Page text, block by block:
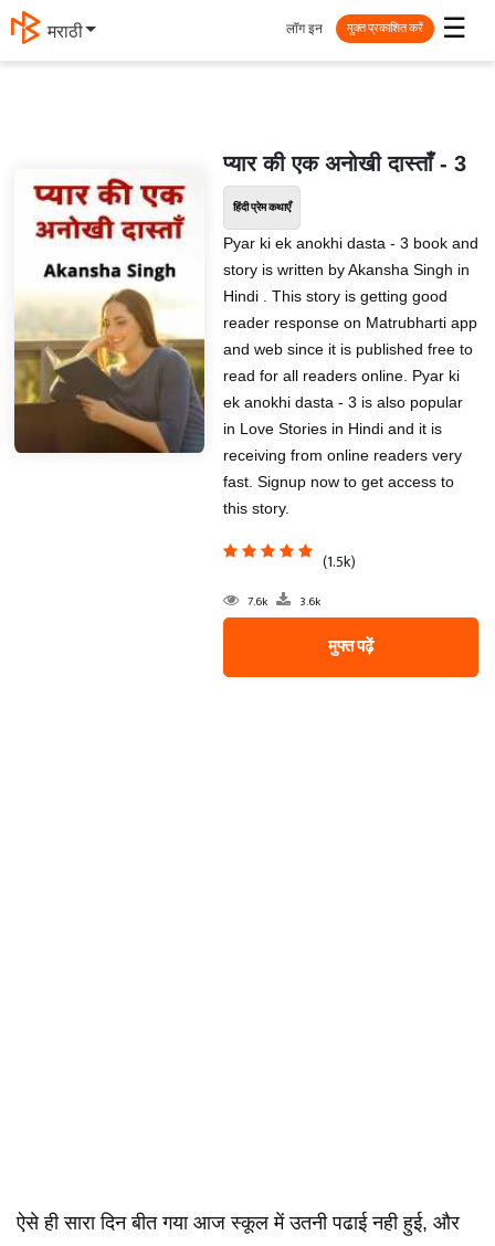
मराठी ☰
लॉग इन मुक्त प्रकाशित करें
प्यार की एक अनोखी दास्ताँ - 3
हिंदी प्रेम कथाएँ
Pyar ki ek anokhi dasta - 3 book and
story is written by Akansha Singh in
Hindi . This story is getting good
reader response on Matrubharti app
and web since it is published free to
read for all readers online. Pyar ki
ek anokhi dasta - 3 is also popular
in Love Stories in Hindi and it is
receiving from online readers very
fast. Signup now to get access to
this story.
(1.5k)
7.6k 3.6k
मुफ्त पढ़ें
ऐसे ही सारा दिन बीत गया आज स्कूल में उतनी पढाई नही हुई, और